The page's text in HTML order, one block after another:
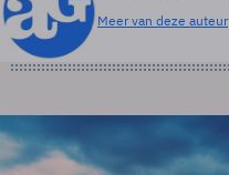
Meer van deze auteur